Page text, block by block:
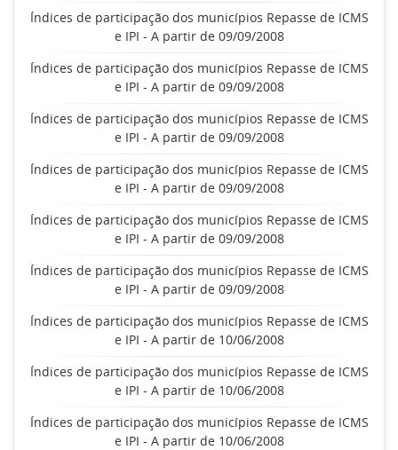
Índices de participação dos municípios Repasse de ICMS
e IPI - A partir de 09/09/2008
Índices de participação dos municípios Repasse de ICMS
e IPI - A partir de 09/09/2008
Índices de participação dos municípios Repasse de ICMS
e IPI - A partir de 09/09/2008
Índices de participação dos municípios Repasse de ICMS
e IPI - A partir de 09/09/2008
Índices de participação dos municípios Repasse de ICMS
e IPI - A partir de 09/09/2008
Índices de participação dos municípios Repasse de ICMS
e IPI - A partir de 09/09/2008
Índices de participação dos municípios Repasse de ICMS
e IPI - A partir de 10/06/2008
Índices de participação dos municípios Repasse de ICMS
e IPI - A partir de 10/06/2008
Índices de participação dos municípios Repasse de ICMS
e IPI - A partir de 10/06/2008